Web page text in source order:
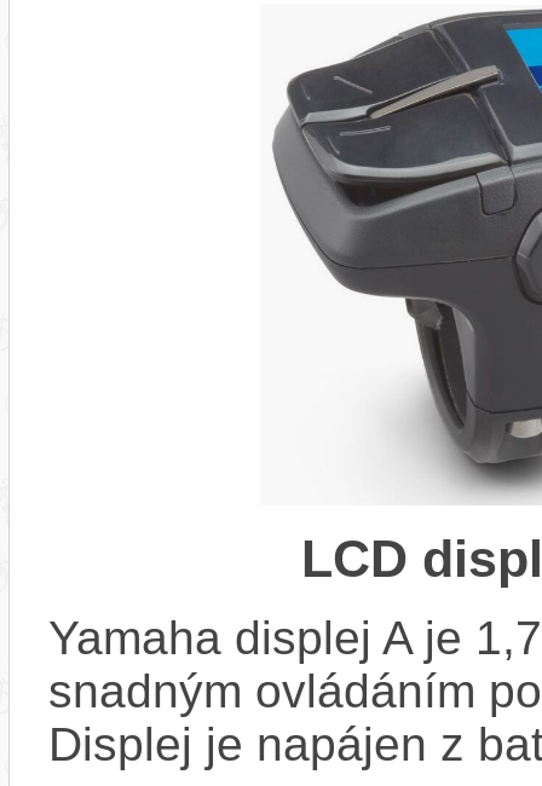
LCD
Yamaha displej A je
snadným ovládáním
Displej je napájen z